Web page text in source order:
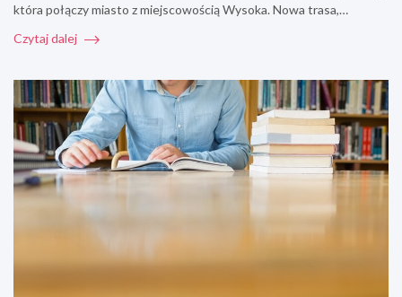
która połączy miasto z miejscowością Wysoka. Nowa trasa,…
Czytaj dalej